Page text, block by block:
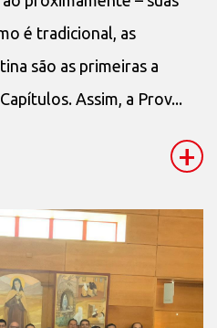
é tradicional, as
são as primeiras a
Assim, a Prov...
+